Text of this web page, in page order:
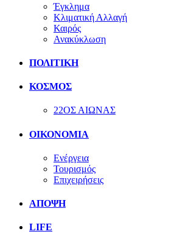
Έγκλημα
Κλιματική Αλλαγή
Καιρός
Ανακύκλωση
ΠΟΛΙΤΙΚΗ
ΚΟΣΜΟΣ
22ΟΣ ΑΙΩΝΑΣ
ΟΙΚΟΝΟΜΙΑ
Ενέργεια
Τουρισμός
Επιχειρήσεις
ΑΠΟΨΗ
LIFE